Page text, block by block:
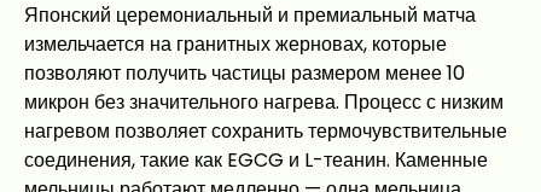
Японский церемониальный и премиальный матча
измельчается на гранитных жерновах, которые
позволяют получить частицы размером менее 10
микрон без значительного нагрева. Процесс с низким
нагревом позволяет сохранить термочувствительные
соединения, такие как EGCG и L-теанин. Каменные